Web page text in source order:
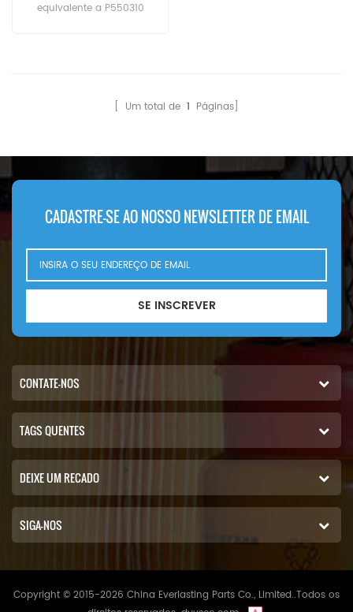
equivalente a P550310
RVI, Volvo Trucks.[ Um total de 1 Páginas]
CADASTRE-SE AO NOSSO NEWSLETTER DE EMAIL
SE INSCREVER
CONTATE-NOS
TAGS QUENTES
DEIXE UM RECADO
SIGA-NOS
Copyright © 2015-2026 China Everlasting Parts Co., Limited..Todos os